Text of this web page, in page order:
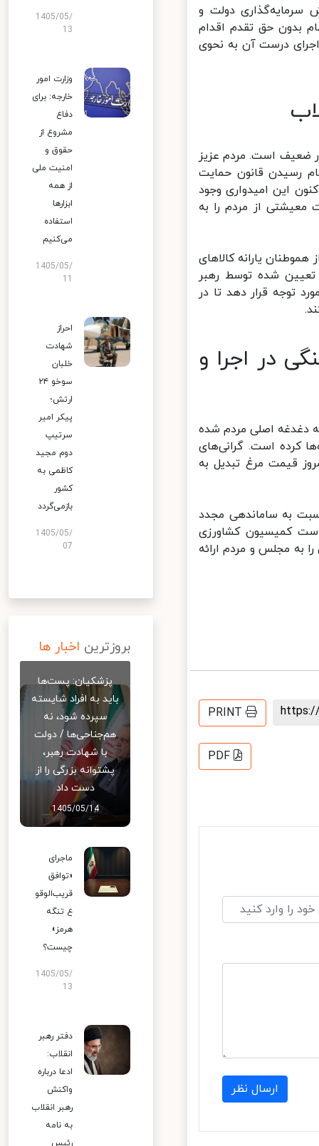
دولت و
حق تقدم اقدام
درست آن به نحوی
ضعیف است. مردم عزیز
رسیدن قانون حمایت
این امیدواری وجود
از مردم را به
تا پایان سال به 60 میلیون نفر از هموطنان یارانه کالاهای
شده توسط رهبر
ساله هفتم مورد توجه قرار دهد تا در
در اجرا و
اصلی مردم شده
کرده است. گرانی‌های
قیمت مرغ تبدیل به
به ساماندهی مجدد
کمیسیون کشاورزی
مجلس و مردم ارائه
PRINT
PDF
ارسال نظر
1405/05/
13
وزارت امور
خارجه: برای
دفاع
مشروع از
حقوق و
امنیت ملی
از همه
ابزارها
استفاده
می‌کنیم
1405/05/
احراز
شهادت
خلبان
سوخو ۲۴
ارتش؛
پیکر امیر
سرتیپ
دوم مجید
کاظمی به
کشور
بازمی‌گردد
1405/05/
07
بروزترین اخبار ها
پزشکیان: پست‌ها
باید به افراد شایسته
سپرده شود، نه
هم‌جناحی‌ها / دولت
با شهادت رهبر،
پشتوانه بزرگی را از
دست داد
1405/05/14
ماجرای
«توافق
قریب‌الوقو
ع تنگه
هرمز»
چیست؟
1405/05/
13
دفتر رهبر
انقلاب:
ادعا درباره
واکنش
رهبر انقلاب
به نامه
رئیس